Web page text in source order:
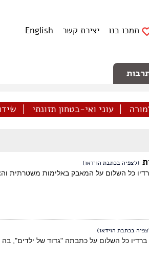
תמכו בנו יצירת קשר English
עוני ואי-בטחון תזונתי
(לצפיה בכתבת הוידאו)
ברדיו כל השלום על המאבק באלימות משטרתית
בכתבת הוידאו)
ברדיו כל השלום על כתבתה "גדוד של ילדים",